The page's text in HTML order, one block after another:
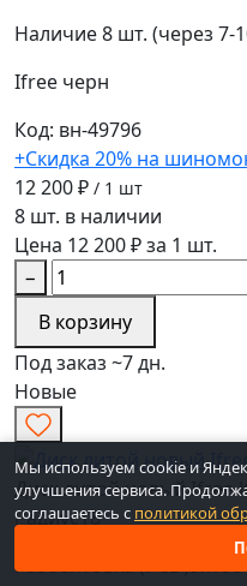
Наличие8 шт. (через 7-
Ifree черн
Код: вн-49796
+Скидка 20% на
12 200 ₽ / 1 шт
8 шт. в наличии
Цена 12 200 ₽ за 1 шт.
−
В корзину
Под заказ ~7 дн.
Новые
Диск литой новый Ifree
Радиус18
Разболтовка (PCD)5x100
Мы используем cookie и
улучшения сервиса.
соглашаетесь с политикой